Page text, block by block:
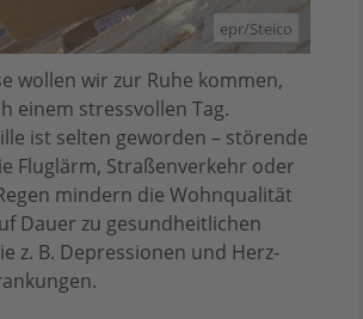
epr/Steico
wollen wir zur Ruhe kommen,
einem stressvollen Tag.
ist selten geworden – störende
Fluglärm, Straßenverkehr oder
mindern die Wohnqualität
Dauer zu gesundheitlichen
z. B. Depressionen und Herz-